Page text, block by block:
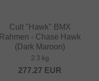
Cult "Hawk" BMX
Rahmen - Chase Hawk
(Dark Maroon)
2.3 kg
277.27 EUR